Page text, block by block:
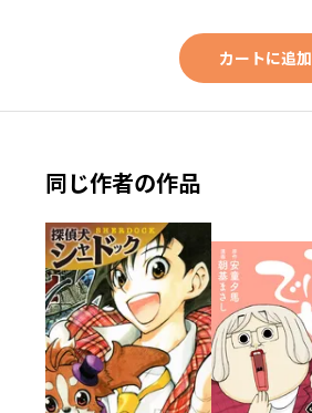
カートに追加
同じ作者の作品